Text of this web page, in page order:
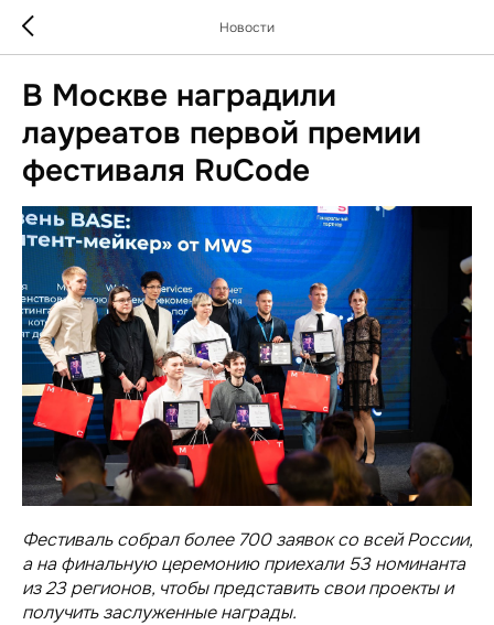
Новости
В Москве наградили
лауреатов первой премии
фестиваля RuCode
Фестиваль собрал более 700 заявок со всей России,
а на финальную церемонию приехали 53 номинанта
из 23 регионов, чтобы представить свои проекты и
получить заслуженные награды.